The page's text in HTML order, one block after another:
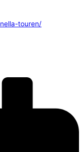
touren/